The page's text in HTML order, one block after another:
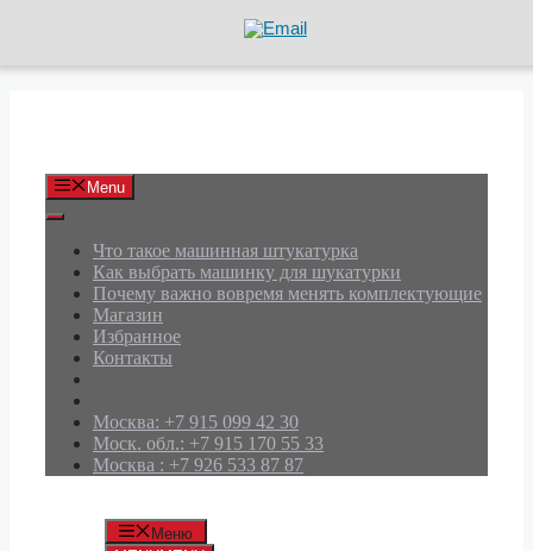
Menu
Что такое машинная штукатурка
Как выбрать машинку для шукатурки
Почему важно вовремя менять комплектующие
Магазин
Избранное
Контакты
Москва: +7 915 099 42 30
Моск. обл.: +7 915 170 55 33
Москва : +7 926 533 87 87
Меню